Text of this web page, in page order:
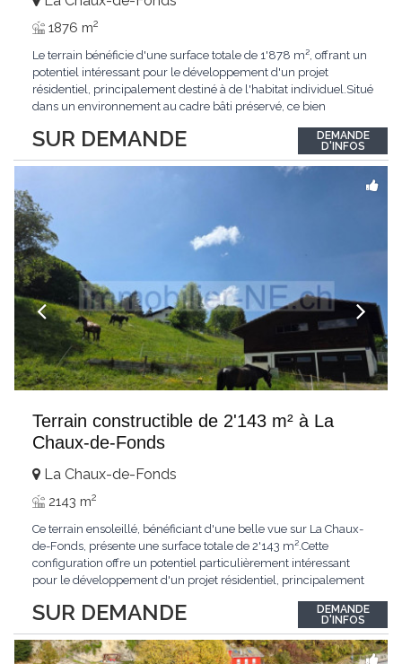
SUR DEMANDE
1876 m2
Le terrain bénéficie d'une surface totale de 1'878 m², offrant un
potentiel intéressant pour le développement d'un projet
résidentiel, principalement destiné à de l'habitat individuel.Situé
dans un environnement au cadre bâti préservé, ce bien
réaliser un projet d'habitation dans un secteur à faible
densité.Grâce à sa...
DEMANDE
D'INFOS
Terrain constructible de 2'143 m² à La
Chaux-de-Fonds
SUR DEMANDE
La Chaux-de-Fonds
2143 m2
Ce terrain ensoleillé, bénéficiant d'une belle vue sur La Chaux-
de-Fonds, présente une surface totale de 2'143 m².Cette
configuration offre un potentiel particulièrement intéressant
pour le développement d'un projet résidentiel, principalement
agréable et au sein d'un cadre bâti préservé.Grâce à sa surface
généreuse, son...
DEMANDE
D'INFOS